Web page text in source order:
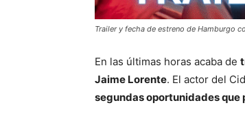
Trailer y fecha de estreno de Hamburgo
En las últimas horas acaba de
Jaime Lorente. El actor del
segundas oportunidades que